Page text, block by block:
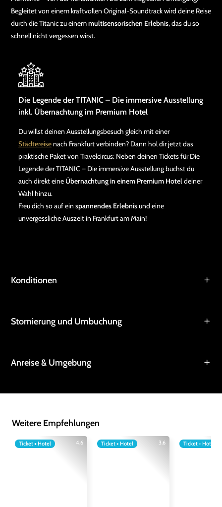
Begleitet von einem kraftvollen Original-Soundtrack wird deine Reise
durch die Titanic zu einemmultisensorischen Erlebnis, das du so
schnell nicht vergessen wirst.
Die Legende der TITANIC – Die immersive Ausstellung
inkl. Übernachtung im Premium Hotel
Du willst deinen Ausstellungsbesuch gleich mit einer
Städtereisenach Frankfurt verbinden? Dann hol dir jetzt das
praktische Paket von Travelcircus: Neben deinen Tickets für Die
Legende der TITANIC – Die immersive Ausstellung buchst du
auch direkt eine Übernachtung in einem Premium Hoteldeiner
Wahl hinzu.
Freu dich so auf ein spannendes Erlebnisund eine
unvergessliche Auszeit in Frankfurt am Main!
Konditionen
Stornierung und Umbuchung
Anreise & Umgebung
Weitere Empfehlungen
4.6
Ticket + Hotel 3.6
Ticket + Hotel Ticket + Hotel